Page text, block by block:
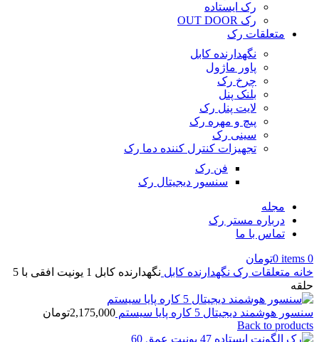
رک ایستاده
رک OUT DOOR
متعلقات رک
نگهدارنده کابل
پاور ماژول
چرخ رک
بلنک پنل
لایت پنل رک
پیچ و مهره رک
سینی رک
تجهیزات کنترل کننده دما رک
فن رک
سنسور دیجیتال رک
مجله
درباره مستر رک
تماس با ما
0
items
0تومان
خانه متعلقات رک نگهدارنده کابل
نگهدارنده کابل 1 یونیت افقی با 5
حلقه
سنسور هوشمند دیجیتال 5 کاره پایا سیستم 2,175,000تومان
Back to products